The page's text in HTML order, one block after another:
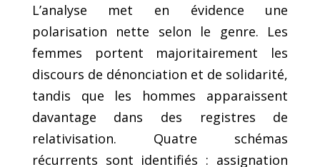
L’analyse met en évidence une
polarisation nette selon le genre. Les
femmes portent majoritairement les
discours de dénonciation et de solidarité,
tandis que les hommes apparaissent
davantage dans des registres de
relativisation. Quatre schémas
récurrents sont identifiés : assignation